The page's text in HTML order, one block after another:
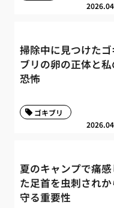
掃除中に見つけたゴ
ブリの卵の正体と私
恐怖
ゴキブリ
夏のキャンプで痛感
た足首を虫刺されか
守る重要性